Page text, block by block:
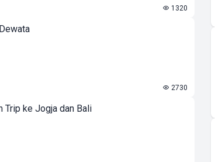
1320
2730
Trip ke Jogja dan Bali